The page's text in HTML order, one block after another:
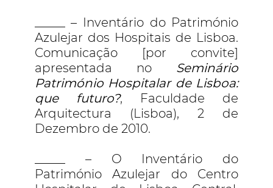
_____ – Inventário do Património
Azulejar dos Hospitais de Lisboa.
Comunicação [por convite]
apresentada no Seminário
Património Hospitalar de Lisboa:
que futuro?, Faculdade de
Arquitectura (Lisboa), 2 de
Dezembro de 2010.
_____ – O Inventário do
Património Azulejar do Centro